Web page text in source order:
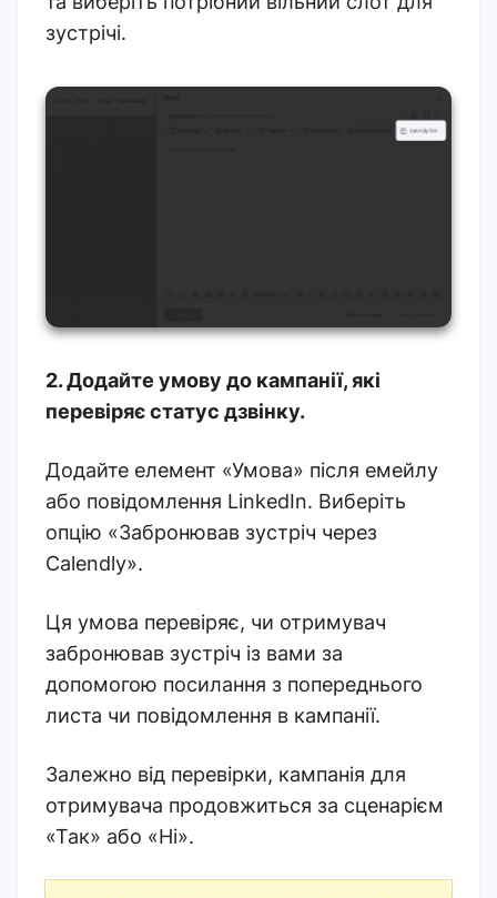
зустрічі.
2. Додайте умову до кампанії, які
перевіряє статус дзвінку.
Додайте елемент «Умова» після емейлу
або повідомлення LinkedIn. Виберіть
опцію «Забронював зустріч через
Calendly».
Ця умова перевіряє, чи отримувач
забронював зустріч із вами за
допомогою посилання з попереднього
листа чи повідомлення в кампанії.
Залежно від перевірки, кампанія для
отримувача продовжиться за сценарієм
«Так» або «Ні».